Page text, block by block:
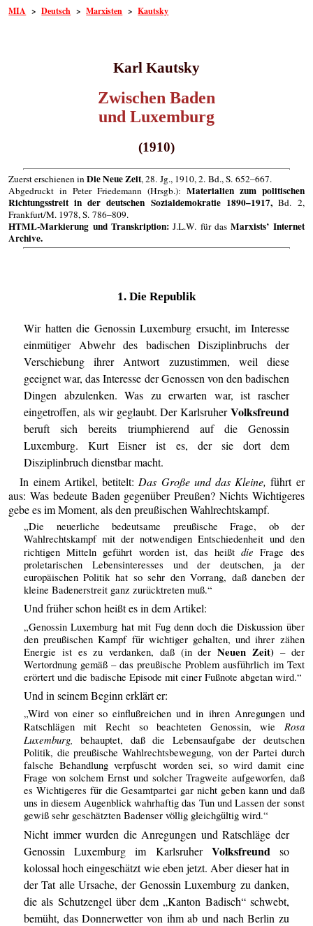
MIA >Deutsch >Marxisten >Kautsky
Karl Kautsky
Zwischen Baden
und Luxemburg
(1910)
Zuerst erschienen inDie Neue Zeit, 28. Jg., 1910, 2. Bd., S. 652–667.
Abgedruckt in Peter Friedemann (Hrsgb.): Materialien zum politischen
Richtungsstreit in der deutschen Sozialdemokratie 1890–1917,Bd. 2,
Frankfurt/M. 1978, S. 786–809.
HTML-Markierung und Transkription: J.L.W. für dasMarxists’ Internet
Archive.
1. Die Republik
Wir hatten die Genossin Luxemburg ersucht, im Interesse
einmütiger Abwehr des badischen Disziplinbruchs der
Verschiebung ihrer Antwort zuzustimmen, weil diese
geeignet war, das Interesse der Genossen von den badischen
Dingen abzulenken. Was zu erwarten war, ist rascher
eingetroffen, als wir geglaubt. Der KarlsruherVolksfreund
beruft sich bereits triumphierend auf die Genossin
Luxemburg. Kurt Eisner ist es, der sie dort dem
Disziplinbruch dienstbar macht.
In einem Artikel, betitelt: Das Große und das Kleine, führt er
aus: Was bedeute Baden gegenüber Preußen? Nichts Wichtigeres
gebe es im Moment, als den preußischen Wahlrechtskampf.
„Die neuerliche bedeutsame preußische Frage, ob der
Wahlrechtskampf mit der notwendigen Entschiedenheit und den
richtigen Mitteln geführt worden ist, das heißtdie Frage des
proletarischen Lebensinteresses und der deutschen, ja der
europäischen Politik hat so sehr den Vorrang, daß daneben der
kleine Badenerstreit ganz zurücktreten muß.“
Und früher schon heißt es in dem Artikel:
„Genossin Luxemburg hat mit Fug denn doch die Diskussion über
den preußischen Kampf für wichtiger gehalten, und ihrer zähen
Energie ist es zu verdanken, daß (in derNeuen Zeit) – der
Wertordnung gemäß – das preußische Problem ausführlich im Text
erörtert und die badische Episode mit einer Fußnote abgetan wird.“
Und in seinem Beginn erklärt er:
„Wird von einer so einflußreichen und in ihren Anregungen und
Ratschlägen mit Recht so beachteten Genossin, wie Rosa
Luxemburg,
behauptet, daß die Lebensaufgabe der deutschen
Politik, die preußische Wahlrechtsbewegung, von der Partei durch
falsche Behandlung verpfuscht worden sei, so wird damit eine
Frage von solchem Ernst und solcher Tragweite aufgeworfen, daß
es Wichtigeres für die Gesamtpartei gar nicht geben kann und daß
uns in diesem Augenblick wahrhaftig das Tun und Lassen der sonst
gewiß sehr geschätzten Badenser völlig gleichgültig wird.“
Nicht immer wurden die Anregungen und Ratschläge der
Genossin Luxemburg im Karlsruher Volksfreund so
kolossal hoch eingeschätzt wie eben jetzt. Aber dieser hat in
der Tat alle Ursache, der Genossin Luxemburg zu danken,
die als Schutzengel über dem „Kanton Badisch“ schwebt,
bemüht, das Donnerwetter von ihm ab und nach Berlin zu